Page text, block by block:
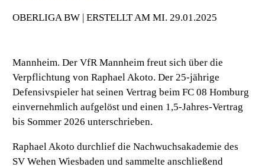
OBERLIGA BW | ERSTELLT AM MI. 29.01.2025
Mannheim. Der VfR Mannheim freut sich über die
Verpflichtung von Raphael Akoto. Der 25-jährige
Defensivspieler hat seinen Vertrag beim FC 08 Homburg
einvernehmlich aufgelöst und einen 1,5-Jahres-Vertrag
bis Sommer 2026 unterschrieben.
Raphael Akoto durchlief die Nachwuchsakademie des
SV Wehen Wiesbaden und sammelte anschließend